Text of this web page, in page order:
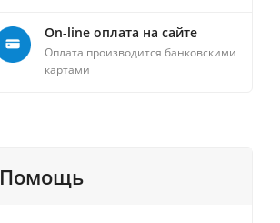
On-line оплата на сайте
Оплата производится банковскими
картами
Помощь